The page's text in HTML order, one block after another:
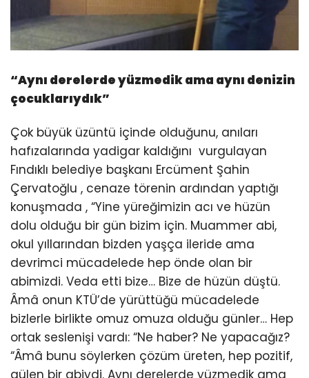
“Aynı derelerde yüzmedik ama aynı denizin
çocuklarıydık”
Çok büyük üzüntü içinde olduğunu, anıları
hafızalarında yadigar kaldığını vurgulayan
Fındıklı belediye başkanı Ercüment Şahin
Çervatoğlu , cenaze törenin ardından yaptığı
konuşmada , “Yine yüreğimizin acı ve hüzün
dolu olduğu bir gün bizim için. Muammer abi,
okul yıllarından bizden yaşça ileride ama
devrimci mücadelede hep önde olan bir
abimizdi. Veda etti bize… Bize de hüzün düştü.
Âmâ onun KTÜ’de yürüttüğü mücadelede
bizlerle birlikte omuz omuza olduğu günler… Hep
ortak seslenişi vardı: “Ne haber? Ne yapacağız?
“Âmâ bunu söylerken çözüm üreten, hep pozitif,